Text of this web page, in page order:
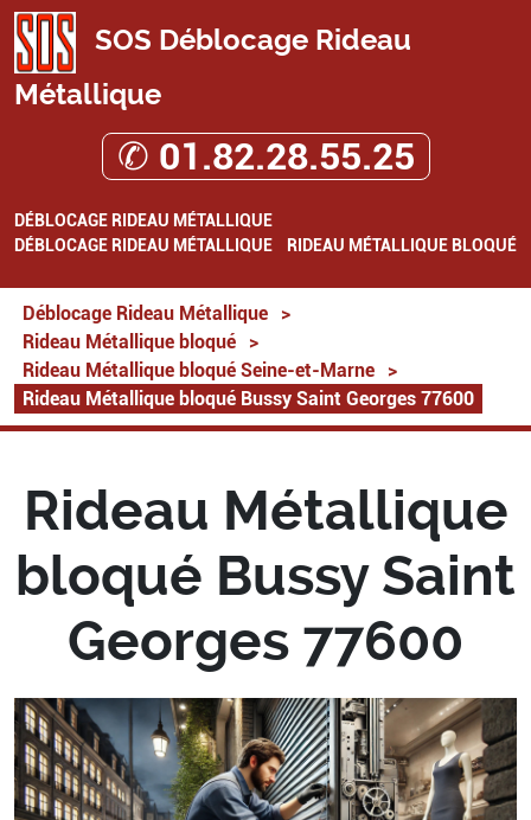
SOS Déblocage Rideau
Métallique
✆ 01.82.28.55.25
DÉBLOCAGE RIDEAU MÉTALLIQUE
DÉBLOCAGE RIDEAU MÉTALLIQUE
RIDEAU MÉTALLIQUE BLOQUÉ
Déblocage Rideau Métallique
>
Rideau Métallique bloqué
>
Rideau Métallique bloqué Seine-et-Marne
>
Rideau Métallique bloqué Bussy Saint Georges 77600
Rideau Métallique
bloqué Bussy Saint
Georges 77600